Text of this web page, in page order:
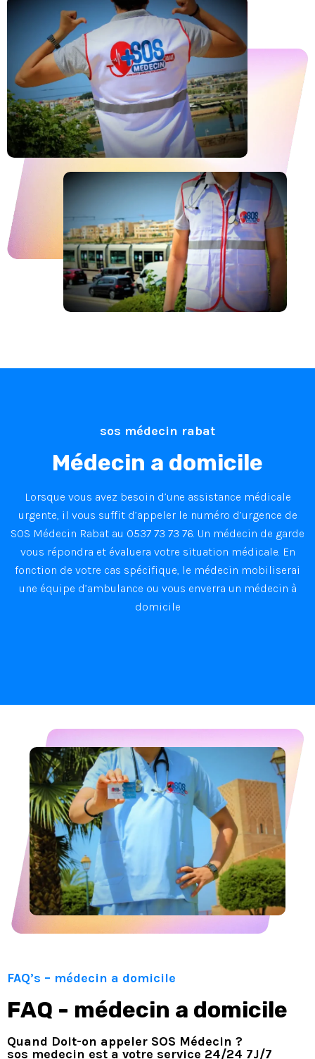
sos médecin rabat
Médecin a domicile
Lorsque vous avez besoin d’une assistance médicale
urgente, il vous suffit d’appeler le numéro d’urgence de
SOS Médecin Rabat au 0537 73 73 76. Un médecin de garde
vous répondra et évaluera votre situation médicale. En
fonction de votre cas spécifique, le médecin mobiliserai
une équipe d’ambulance ou vous enverra un médecin à
domicile
FAQ’s – médecin a domicile
FAQ - médecin a domicile
Quand Doit-on appeler SOS Médecin ?
sos medecin est a votre service 24/24 7J/7